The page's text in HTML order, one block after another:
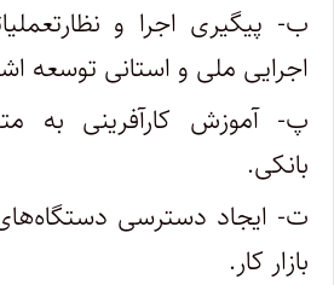
ب- پیگیری اجرا و
اجرایی ملی و استانی توسعه
پ- آموزش کارآفرینی به
بانکی.
ت- ایجاد دسترسی
بازار کار.